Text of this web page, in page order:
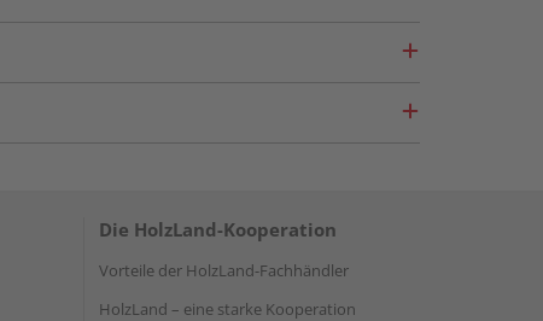
Die HolzLand-Kooperation
Vorteile der HolzLand-Fachhändler
HolzLand – eine starke Kooperation